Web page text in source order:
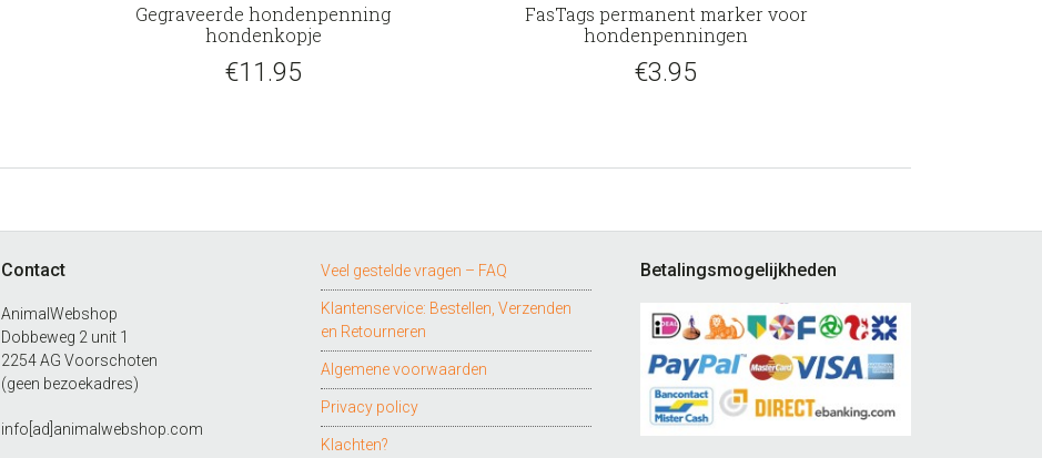
Gegraveerde hondenpenning
hondenkopje
€11.95
FasTags permanent marker voor
hondenpenningen
€3.95
Contact
AnimalWebshop
Dobbeweg 2 unit 1
2254 AG Voorschoten
(geen bezoekadres)
info[ad]animalwebshop.com
Veel gestelde vragen – FAQ
Klantenservice: Bestellen, Verzenden
en Retourneren
Algemene voorwaarden
Privacy policy
Klachten?
Betalingsmogelijkheden